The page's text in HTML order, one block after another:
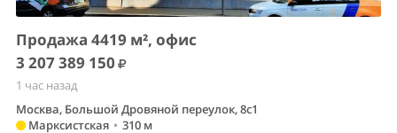
Продажа 4419 м², офис
3 207 389 150
1 час назад
Москва, Большой Дровяной переулок, 8с1
Марксистская • 310 м